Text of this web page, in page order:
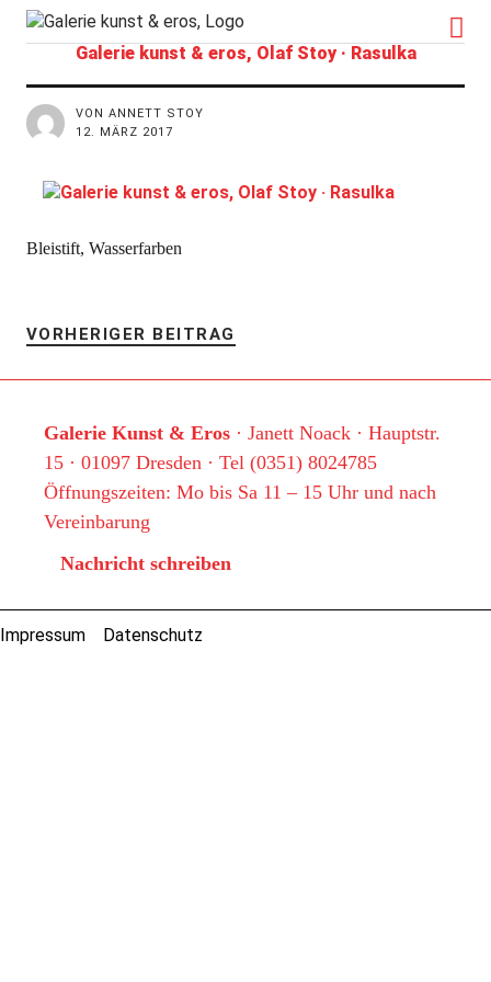
kunst&eros
Galerie kunst & eros, Olaf Stoy · Rasulka
VON ANNETT STOY
12. MÄRZ 2017
Bleistift, Wasserfarben
VORHERIGER BEITRAG
Galerie Kunst & Eros · Janett Noack · Hauptstr.
15 · 01097 Dresden · Tel (0351) 8024785
Öffnungszeiten: Mo bis Sa 11 – 15 Uhr und nach
Vereinbarung
Nachricht schreiben
Impressum Datenschutz